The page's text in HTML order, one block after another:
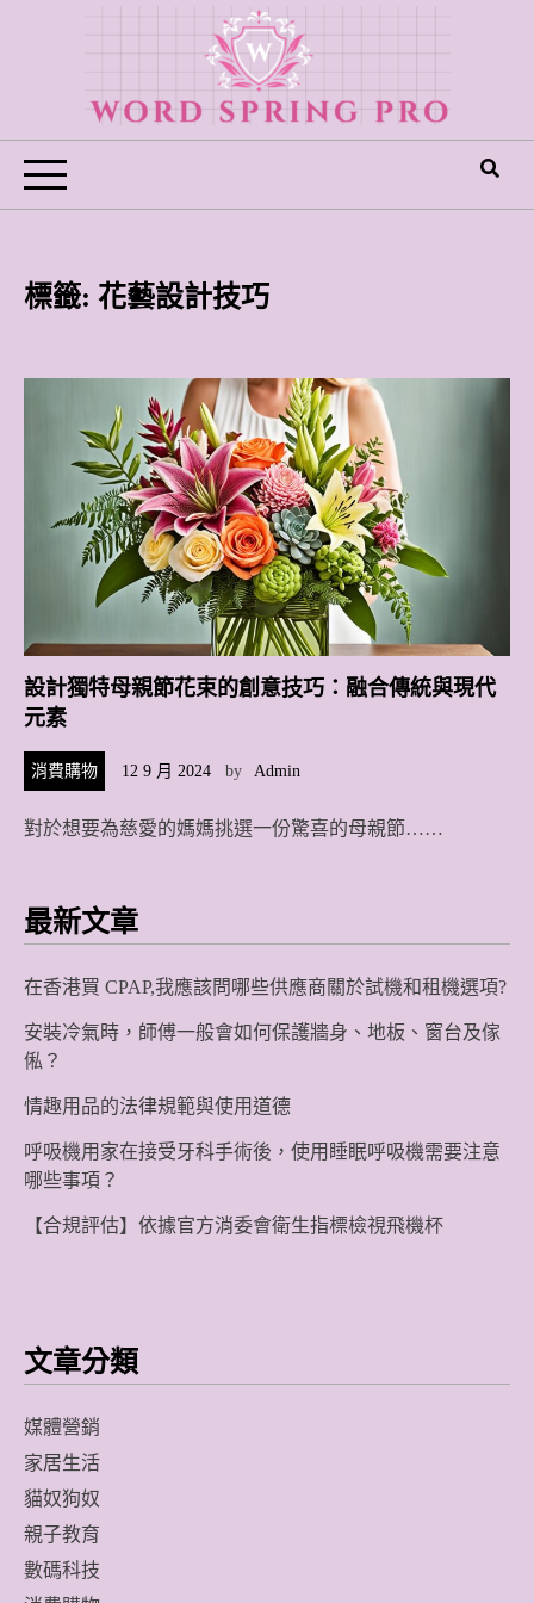
Word Spring Pro
標籤: 花藝設計技巧
設計獨特母親節花束的創意技巧：融合傳統與現代
元素
消費購物 12 9 月 2024 by Admin
對於想要為慈愛的媽媽挑選一份驚喜的母親節……
最新文章
在香港買 CPAP,我應該問哪些供應商關於試機和租機選項?
安裝冷氣時，師傅一般會如何保護牆身、地板、窗台及傢
俬？
情趣用品的法律規範與使用道德
呼吸機用家在接受牙科手術後，使用睡眠呼吸機需要注意
哪些事項？
【合規評估】依據官方消委會衛生指標檢視飛機杯
文章分類
媒體營銷
家居生活
貓奴狗奴
親子教育
數碼科技